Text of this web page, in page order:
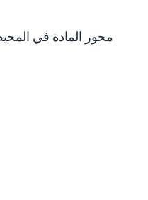
محور المادة في المحيط - الجزء 06 - الحالات الفيزيائية